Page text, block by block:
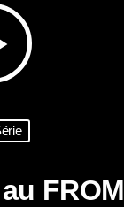
FROM